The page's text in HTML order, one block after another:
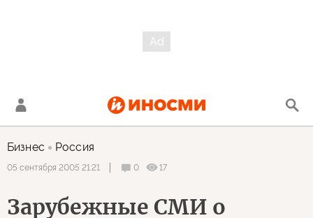
Бизнес Россия
05 сентября 2005 21:21 0 17
Зарубежные СМИ о